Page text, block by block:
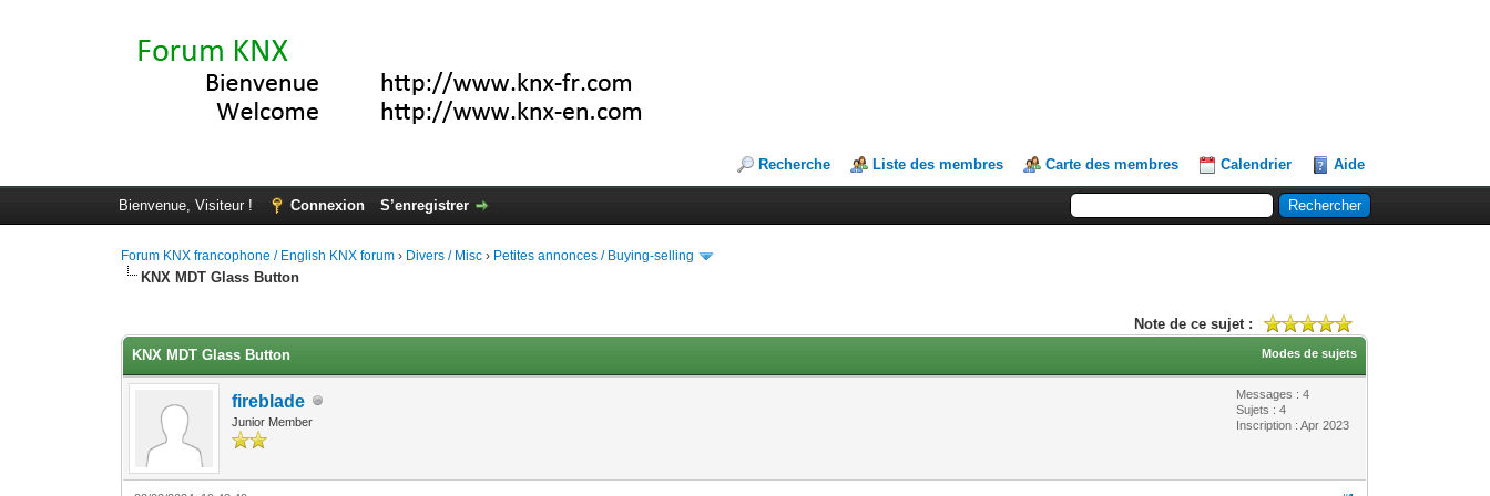
Recherche Liste des membres Carte des membres Calendrier Aide
Bienvenue, Visiteur ! Connexion S’enregistrer
Forum KNX francophone / English KNX forum › Divers / Misc › Petites annonces / Buying-selling
KNX MDT Glass Button
Note de ce sujet :
Modes de sujets
KNX MDT Glass Button
fireblade
Junior Member
Messages : 4
Sujets : 4
Inscription : Apr 2023